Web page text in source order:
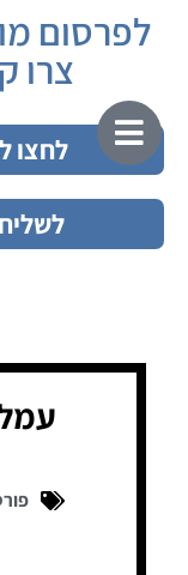
לפרסום
צרו
לחצו לחיוג: